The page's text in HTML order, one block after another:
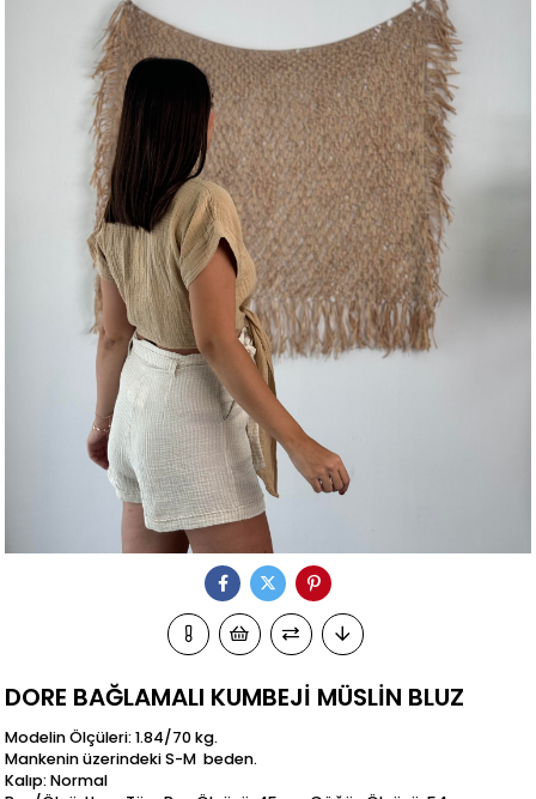
DORE BAĞLAMALI KUMBEJİ MÜSLİN BLUZ
Modelin Ölçüleri: 1.84/70 kg.
Mankenin üzerindeki S-M beden.
Kalıp: Normal